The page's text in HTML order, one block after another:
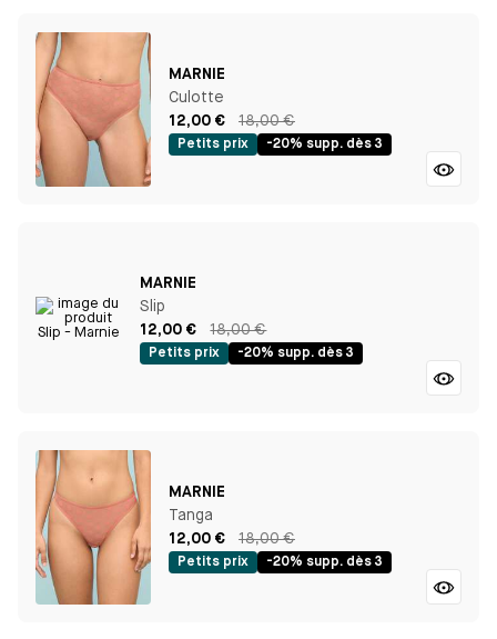
MARNIE
Culotte
12,00 €
18,00 €
Petits prix -20% supp. dès 3
MARNIE
Slip
12,00 €
18,00 €
Petits prix -20% supp. dès 3
MARNIE
Tanga
12,00 €
18,00 €
Petits prix -20% supp. dès 3